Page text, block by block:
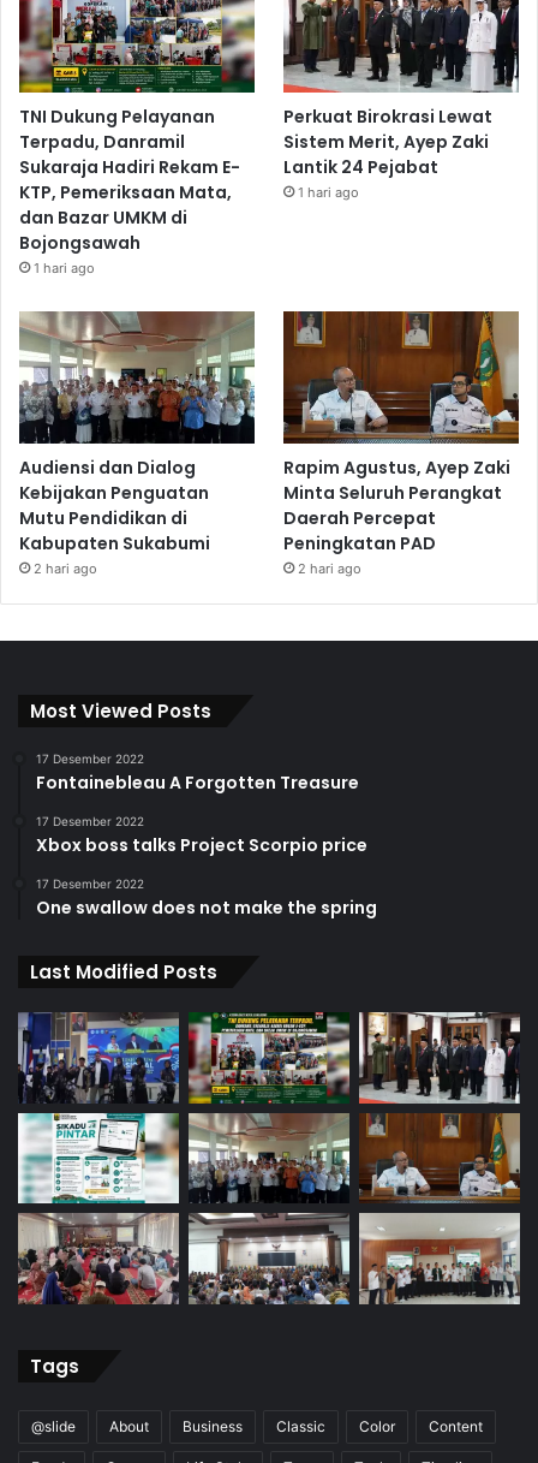
TNI Dukung Pelayanan
Terpadu, Danramil
Sukaraja Hadiri Rekam E-
KTP, Pemeriksaan Mata,
dan Bazar UMKM di
Bojongsawah
1 hari ago
Perkuat Birokrasi Lewat
Sistem Merit, Ayep Zaki
Lantik 24 Pejabat
1 hari ago
Audiensi dan Dialog
Kebijakan Penguatan
Mutu Pendidikan di
Kabupaten Sukabumi
2 hari ago
Rapim Agustus, Ayep Zaki
Minta Seluruh Perangkat
Daerah Percepat
Peningkatan PAD
2 hari ago
Most Viewed Posts
17 Desember 2022
Fontainebleau A Forgotten Treasure
17 Desember 2022
Xbox boss talks Project Scorpio price
17 Desember 2022
One swallow does not make the spring
Last Modified Posts
Tags
@slide About Business Classic Color Content